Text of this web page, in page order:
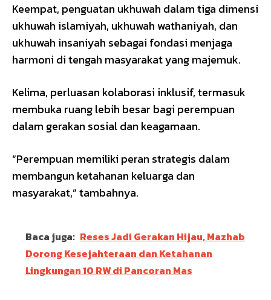
Keempat, penguatan ukhuwah dalam tiga dimensi
ukhuwah islamiyah, ukhuwah wathaniyah, dan
ukhuwah insaniyah sebagai fondasi menjaga
harmoni di tengah masyarakat yang majemuk.
Kelima, perluasan kolaborasi inklusif, termasuk
membuka ruang lebih besar bagi perempuan
dalam gerakan sosial dan keagamaan.
“Perempuan memiliki peran strategis dalam
membangun ketahanan keluarga dan
masyarakat,” tambahnya.
Baca juga: Reses Jadi Gerakan Hijau, Mazhab
Dorong Kesejahteraan dan Ketahanan
Lingkungan 10 RW di Pancoran Mas